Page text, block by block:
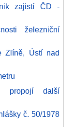
zajistí ČD -
železniční
Zlíně, Ústí nad
propojí další
č. 50/1978